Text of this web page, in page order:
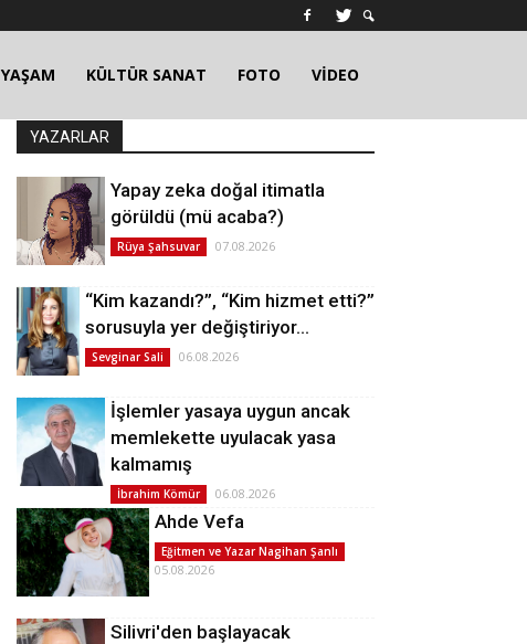
YAŞAM KÜLTÜR SANAT FOTO VİDEO
YAZARLAR
Yapay zeka doğal itimatla
görüldü (mü acaba?)
Rüya Şahsuvar 07.08.2026
“Kim kazandı?”, “Kim hizmet etti?”
sorusuyla yer değiştiriyor…
Sevginar Sali 06.08.2026
İşlemler yasaya uygun ancak
memlekette uyulacak yasa
kalmamış
İbrahim Kömür 06.08.2026
Ahde Vefa
Eğitmen ve Yazar Nagihan Şanlı
05.08.2026
Silivri'den başlayacak